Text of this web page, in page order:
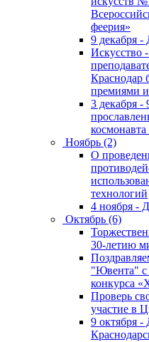
феерия»
9 декабря -
Искусство
Краснодар
премиями
3 декабря -
Ноябрь (2)
О
технологий
4 ноября -
Октябрь (6)
30-летию
"Ювента" с
конкурса
Проверь
участие в
9 октября -